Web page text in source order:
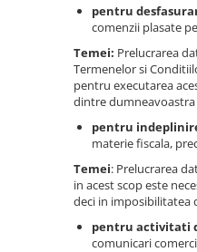
pentru
comenzii plasate
Temei: Prelucrarea
Termenelor si
pentru executarea
dintre dumneavoastra
pentru
materie fiscala,
Temei: Prelucrarea
in acest scop este
deci in imposibilitatea
pentru activitati
comunicari